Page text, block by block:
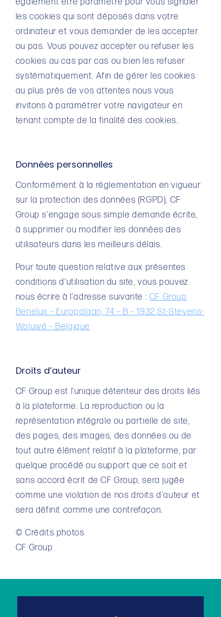
les cookies qui sont déposés dans votre
ordinateur et vous demander de les accepter
ou pas. Vous pouvez accepter ou refuser les
cookies au cas par cas ou bien les refuser
systématiquement. Afin de gérer les cookies
au plus près de vos attentes nous vous
invitons à paramétrer votre navigateur en
tenant compte de la finalité des cookies.
Données personnelles
Conformément à la réglementation en vigueur
sur la protection des données (RGPD), CF
Group s’engage sous simple demande écrite,
à supprimer ou modifier les données des
utilisateurs dans les meilleurs délais.
Pour toute question relative aux présentes
conditions d’utilisation du site, vous pouvez
nous écrire à l’adresse suivante : CF Group
Benelux – Europalaan, 74 – B – 1932 St-Stevens-
Woluwé – Belgique
Droits d’auteur
CF Group est l’unique détenteur des droits liés
à la plateforme. La reproduction ou la
représentation intégrale ou partielle de site,
des pages, des images, des données ou de
tout autre élément relatif à la plateforme, par
quelque procédé ou support que ce soit et
sans accord écrit de CF Group, sera jugée
comme une violation de nos droits d’auteur et
sera définit comme une contrefaçon.
© Crédits photos
CF Group